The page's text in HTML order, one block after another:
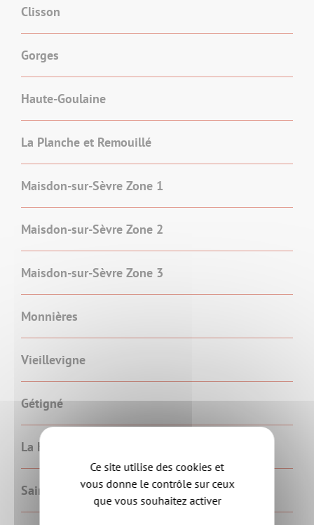
Clisson
Gorges
Haute-Goulaine
La Planche et Remouillé
Maisdon-sur-Sèvre Zone 1
Maisdon-sur-Sèvre Zone 2
Maisdon-sur-Sèvre Zone 3
Monnières
Vieillevigne
Gétigné
La Haye-Fouassière
Saint-Hilaire-de-Clisson
Ce site utilise des cookies et
vous donne le contrôle sur ceux
que vous souhaitez activer